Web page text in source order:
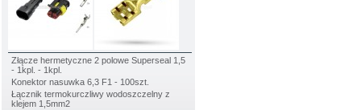
Złącze hermetyczne 2 polowe Superseal 1,5
- 1kpl. - 1kpl.
Konektor nasuwka 6,3 F1 - 100szt.
Łącznik termokurczliwy wodoszczelny z
klejem 1,5mm2